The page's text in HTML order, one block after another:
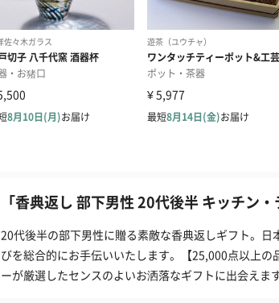
「香典返し 部下男性 20代後半 キッチン
20代後半の部下男性に贈る素敵な香典返しギフト。
びを総合的にお手伝いいたします。【25,000点以上
ーが厳選したセンスのよいお洒落なギフトに出会えます